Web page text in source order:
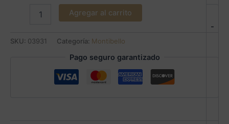
-
Agregar al carrito
SKU: 03931 Categoría: Montibello
Pago seguro garantizado